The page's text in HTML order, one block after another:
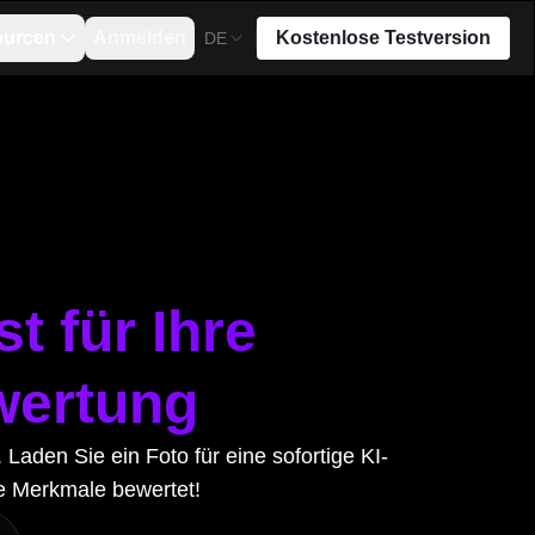
DE Kostenlose Testversion
für Ihre
Sie ein Foto für eine sofortige KI-
Merkmale bewertet!